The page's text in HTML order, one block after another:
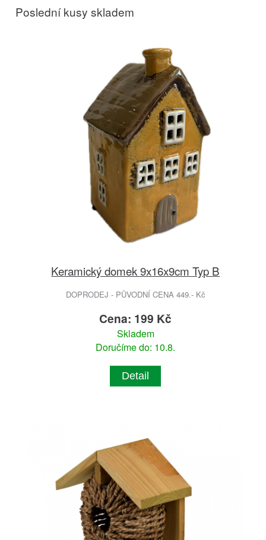
Poslední kusy skladem
Keramický domek 9x16x9cm Typ B
DOPRODEJ - PŮVODNÍ CENA 449.- Kč
Cena: 199 Kč
Skladem
Doručíme do: 10.8.
Detail